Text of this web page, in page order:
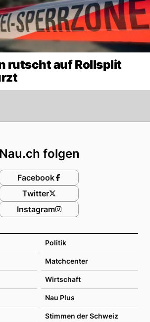
rutscht auf Rollsplit
Politik
Matchcenter
Wirtschaft
Nau Plus
Stimmen der Schweiz
Nau.ch folgen
Facebook
Twitter
Instagram